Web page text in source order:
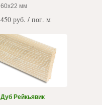
60x22 мм
450 руб. / пог. м
Дуб Рейкьявик